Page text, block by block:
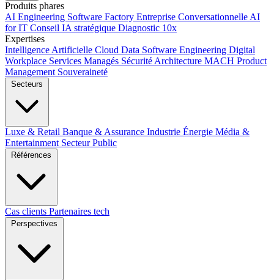
Produits phares
AI Engineering Software Factory Entreprise Conversationnelle AI
for IT Conseil IA stratégique Diagnostic 10x
Expertises
Intelligence Artificielle Cloud Data Software Engineering Digital
Workplace Services Managés Sécurité Architecture MACH Product
Management Souveraineté
Secteurs
Luxe & Retail Banque & Assurance Industrie Énergie Média &
Entertainment Secteur Public
Références
Cas clients Partenaires tech
Perspectives